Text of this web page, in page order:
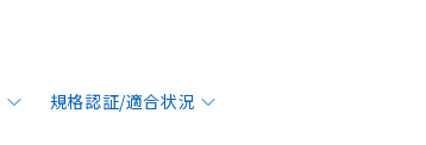
規格認証/適合状況